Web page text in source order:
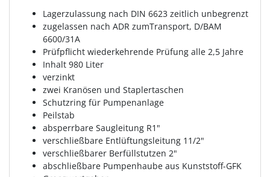
Lagerzulassung nach DIN 6623 zeitlich unbegrenzt
zugelassen nach ADR zumTransport, D/BAM
6600/31A
Prüfpflicht wiederkehrende Prüfung alle 2,5 Jahre
Inhalt 980 Liter
verzinkt
zwei Kranösen und Staplertaschen
Schutzring für Pumpenanlage
Peilstab
absperrbare Saugleitung R1"
verschließbare Entlüftungsleitung 11/2"
verschließbarer Berfüllstutzen 2"
abschließbare Pumpenhaube aus Kunststoff-GFK